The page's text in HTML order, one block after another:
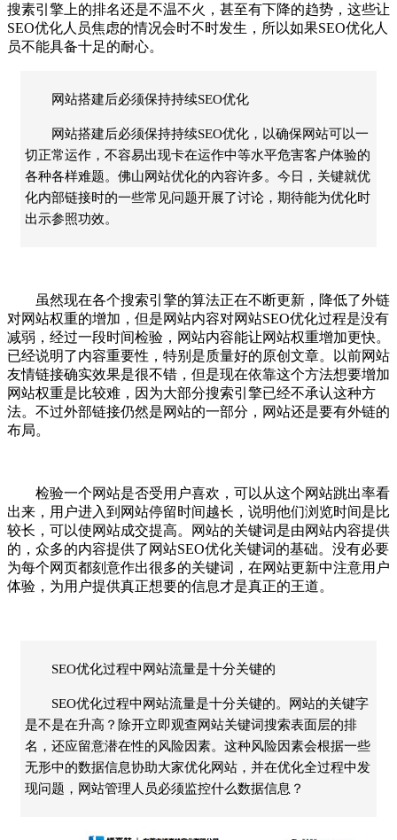
搜素引擎上的排名还是不温不火，甚至有下降的趋势，这些让
SEO优化人员焦虑的情况会时不时发生，所以如果SEO优化人
员不能具备十足的耐心。
网站搭建后必须保持持续SEO优化
网站搭建后必须保持持续SEO优化，以确保网站可以一
切正常运作，不容易出现卡在运作中等水平危害客户体验的
各种各样难题。佛山网站优化的內容许多。今日，关键就优
化内部链接时的一些常见问题开展了讨论，期待能为优化时
出示参照功效。
虽然现在各个搜索引擎的算法正在不断更新，降低了外链
对网站权重的增加，但是网站内容对网站SEO优化过程是没有
减弱，经过一段时间检验，网站内容能让网站权重增加更快。
已经说明了内容重要性，特别是质量好的原创文章。以前网站
友情链接确实效果是很不错，但是现在依靠这个方法想要增加
网站权重是比较难，因为大部分搜索引擎已经不承认这种方
法。不过外部链接仍然是网站的一部分，网站还是要有外链的
布局。
检验一个网站是否受用户喜欢，可以从这个网站跳出率看
出来，用户进入到网站停留时间越长，说明他们浏览时间是比
较长，可以使网站成交提高。网站的关键词是由网站内容提供
的，众多的内容提供了网站SEO优化关键词的基础。没有必要
为每个网页都刻意作出很多的关键词，在网站更新中注意用户
体验，为用户提供真正想要的信息才是真正的王道。
SEO优化过程中网站流量是十分关键的
SEO优化过程中网站流量是十分关键的。网站的关键字
是不是在升高？除开立即观查网站关键词搜索表面层的排
名，还应留意潜在性的风险因素。这种风险因素会根据一些
无形中的数据信息协助大家优化网站，并在优化全过程中发
现问题，网站管理人员必须监控什么数据信息？